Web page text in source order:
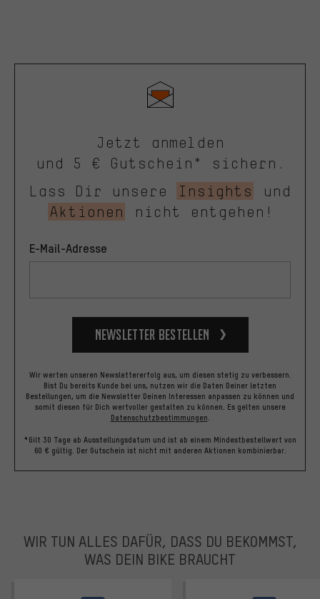
Jetzt anmelden
und 5 € Gutschein* sichern.
Lass Dir unsere
Insights
und
Aktionen
nicht entgehen!
E-Mail-Adresse
Newsletter bestellen
Wir werten unseren Newslettererfolg aus, um diesen stetig zu verbessern.
Bist Du bereits Kunde bei uns, nutzen wir die Daten Deiner letzten
Bestellungen, um die Newsletter Deinen Interessen anpassen zu können und
somit diesen für Dich wertvoller gestalten zu können. Es gelten unsere
Datenschutzbestimmungen.
*Gilt 30 Tage ab Ausstellungsdatum und ist ab einem Mindestbestellwert von
60 € gültig. Der Gutschein ist nicht mit anderen Aktionen kombinierbar.
WIR TUN ALLES DAFÜR, DASS DU BEKOMMST,
WAS DEIN BIKE BRAUCHT